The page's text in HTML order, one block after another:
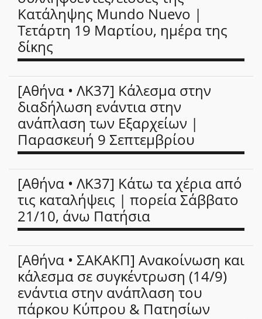
Κατάληψης Mundo Nuevo |
Τετάρτη 19 Μαρτίου, ημέρα της
δίκης
[Αθήνα • ΛΚ37] Κάλεσμα στην
διαδήλωση ενάντια στην
ανάπλαση των Εξαρχείων |
Παρασκευή 9 Σεπτεμβρίου
[Αθήνα • ΛΚ37] Κάτω τα χέρια από
τις καταλήψεις | πορεία Σάββατο
21/10, άνω Πατήσια
[Αθήνα • ΣΑΚΑΚΠ] Ανακοίνωση και
κάλεσμα σε συγκέντρωση (14/9)
ενάντια στην ανάπλαση του
πάρκου Κύπρου & Πατησίων